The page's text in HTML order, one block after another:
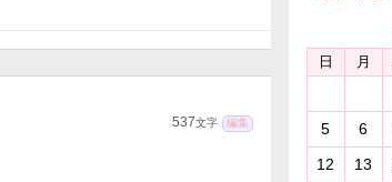
537文字 編集
日 月
5
6
12
13